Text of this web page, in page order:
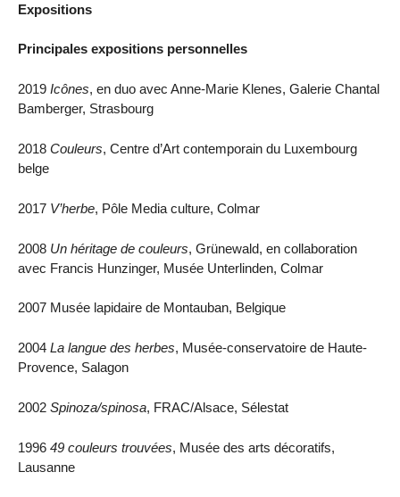
Expositions
Principales expositions personnelles
2019 Icônes, en duo avec Anne-Marie Klenes, Galerie Chantal
Bamberger, Strasbourg
2018 Couleurs, Centre d’Art contemporain du Luxembourg
belge
2017 V’herbe, Pôle Media culture, Colmar
2008 Un héritage de couleurs, Grünewald, en collaboration
avec Francis Hunzinger, Musée Unterlinden, Colmar
2007 Musée lapidaire de Montauban, Belgique
2004 La langue des herbes, Musée-conservatoire de Haute-
Provence, Salagon
2002 Spinoza/spinosa, FRAC/Alsace, Sélestat
1996 49 couleurs trouvées, Musée des arts décoratifs,
Lausanne